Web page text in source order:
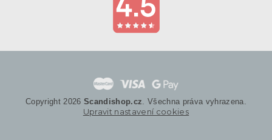
Copyright 2026 Scandishop.cz . Všechna práva vyhrazena.
Upravit nastavení cookies